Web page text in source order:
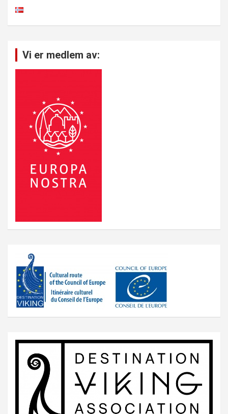
Vi er medlem av: